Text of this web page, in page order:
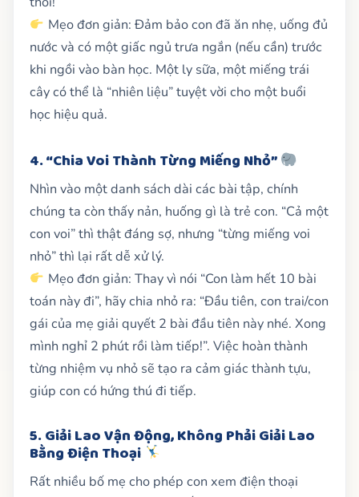
Mẹo đơn giản: Đảm bảo con đã ăn nhẹ, uống đủ
nước và có một giấc ngủ trưa ngắn (nếu cần) trước
khi ngồi vào bàn học. Một ly sữa, một miếng trái
cây có thể là “nhiên liệu” tuyệt vời cho một buổi
học hiệu quả.
4. “Chia Voi Thành Từng Miếng Nhỏ”
Nhìn vào một danh sách dài các bài tập, chính
chúng ta còn thấy nản, huống gì là trẻ con. “Cả một
con voi” thì thật đáng sợ, nhưng “từng miếng voi
nhỏ” thì lại rất dễ xử lý.
Mẹo đơn giản: Thay vì nói “Con làm hết 10 bài
toán này đi”, hãy chia nhỏ ra: “Đầu tiên, con trai/con
gái của mẹ giải quyết 2 bài đầu tiên này nhé. Xong
mình nghỉ 2 phút rồi làm tiếp!”. Việc hoàn thành
từng nhiệm vụ nhỏ sẽ tạo ra cảm giác thành tựu,
giúp con có hứng thú đi tiếp.
5. Giải Lao Vận Động, Không Phải Giải Lao
Bằng Điện Thoại
Rất nhiều bố mẹ cho phép con xem điện thoại